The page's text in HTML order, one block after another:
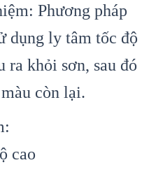
Phương pháp
dụng ly tâm tốc độ
ra khỏi sơn, sau đó
còn lại.
cao